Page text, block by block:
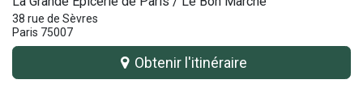
38 rue de Sèvres
Paris 75007
Obtenir l'itinéraire